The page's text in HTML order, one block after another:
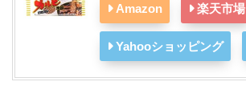
Amazon 楽天市場
Yahooショッピング